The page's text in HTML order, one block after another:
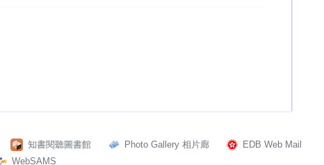
知書閱聽圖書館 Photo Gallery 相片廊
EDB Web Mail
WebSAMS